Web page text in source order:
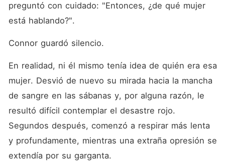
preguntó con cuidado: "Entonces, ¿de qué mujer
está hablando?".
Connor guardó silencio.
En realidad, ni él mismo tenía idea de quién era esa
mujer. Desvió de nuevo su mirada hacia la mancha
de sangre en las sábanas y, por alguna razón, le
resultó difícil contemplar el desastre rojo.
Segundos después, comenzó a respirar más lenta
y profundamente, mientras una extraña opresión se
extendía por su garganta.